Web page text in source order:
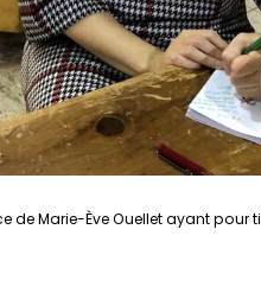
Marie-Ève Ouellet ayant pour